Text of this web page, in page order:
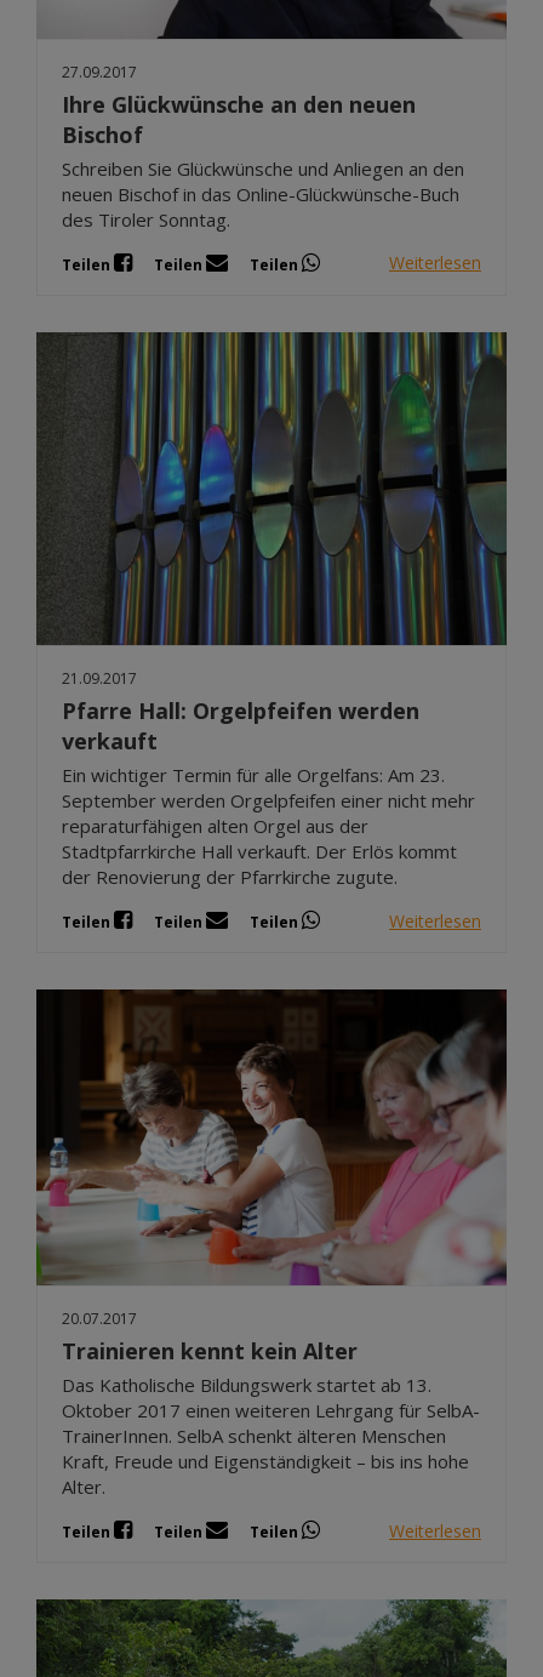
27.09.2017
Ihre Glückwünsche an den neuen
Bischof
Schreiben Sie Glückwünsche und Anliegen an den
neuen Bischof in das Online-Glückwünsche-Buch
des Tiroler Sonntag.
Teilen Teilen Teilen Weiterlesen
21.09.2017
Pfarre Hall: Orgelpfeifen werden
verkauft
Ein wichtiger Termin für alle Orgelfans: Am 23.
September werden Orgelpfeifen einer nicht mehr
reparaturfähigen alten Orgel aus der
Stadtpfarrkirche Hall verkauft. Der Erlös kommt
der Renovierung der Pfarrkirche zugute.
Teilen Teilen Teilen Weiterlesen
20.07.2017
Trainieren kennt kein Alter
Das Katholische Bildungswerk startet ab 13.
Oktober 2017 einen weiteren Lehrgang für SelbA-
TrainerInnen. SelbA schenkt älteren Menschen
Kraft, Freude und Eigenständigkeit – bis ins hohe
Alter.
Teilen Teilen Teilen Weiterlesen